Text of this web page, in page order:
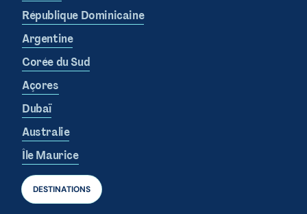
République Dominicaine
Argentine
Corée du Sud
Açores
Dubaï
Australie
Île Maurice
DESTINATIONS